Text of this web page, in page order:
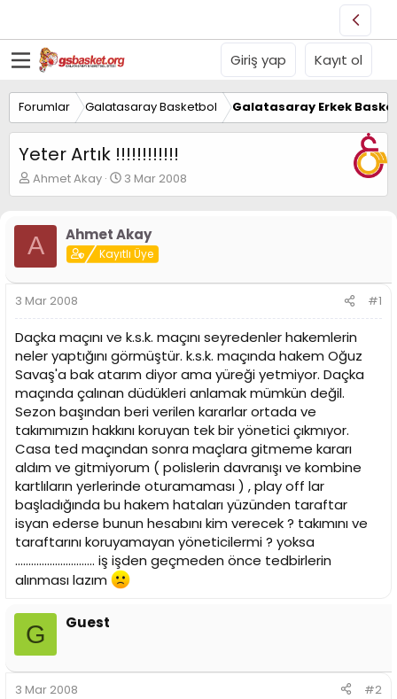
Giriş yap Kayıt ol
Forumlar Galatasaray Basketbol Galatasaray Erkek
Yeter Artık !!!!!!!!!!!!
K
o
u
y
B
a
ş
l
a
t
a
n
Ahmet Akay
B
a
a
n
ı
t
a
r
i
h
3 Mar 2008
A Ahmet Akay
Kayıtlı Üye
3 Mar 2008 #1
Daçka maçını ve k.s.k. maçını seyredenler hakemlerin
neler yaptığını görmüştür. k.s.k. maçında hakem Oğuz
Savaş'a bak atarım diyor ama yüreği yetmiyor. Daçka
maçında çalınan düdükleri anlamak mümkün değil.
Sezon başından beri verilen kararlar ortada ve
takımımızın hakkını koruyan tek bir yönetici çıkmıyor.
Casa ted maçından sonra maçlara gitmeme kararı
aldım ve gitmiyorum ( polislerin davranışı ve kombine
kartlıların yerlerinde oturamaması ) , play off lar
başladığında bu hakem hataları yüzünden taraftar
isyan ederse bunun hesabını kim verecek ? takımını ve
taraftarını koruyamayan yöneticilermi ? yoksa
.............................. iş işden geçmeden önce tedbirlerin
alınması lazım
G Guest
3 Mar 2008 #2